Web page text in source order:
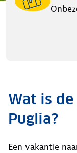
Wat is
Puglia?
Een vakantie